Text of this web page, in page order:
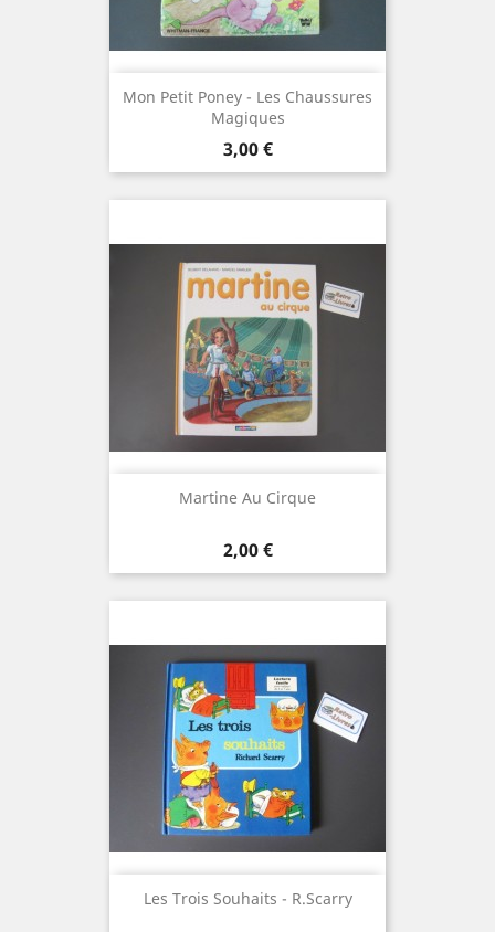
Mon Petit Poney - Les Chaussures
Magiques
Prix
3,00 €
Martine Au Cirque
Prix
2,00 €
Les Trois Souhaits - R.Scarry